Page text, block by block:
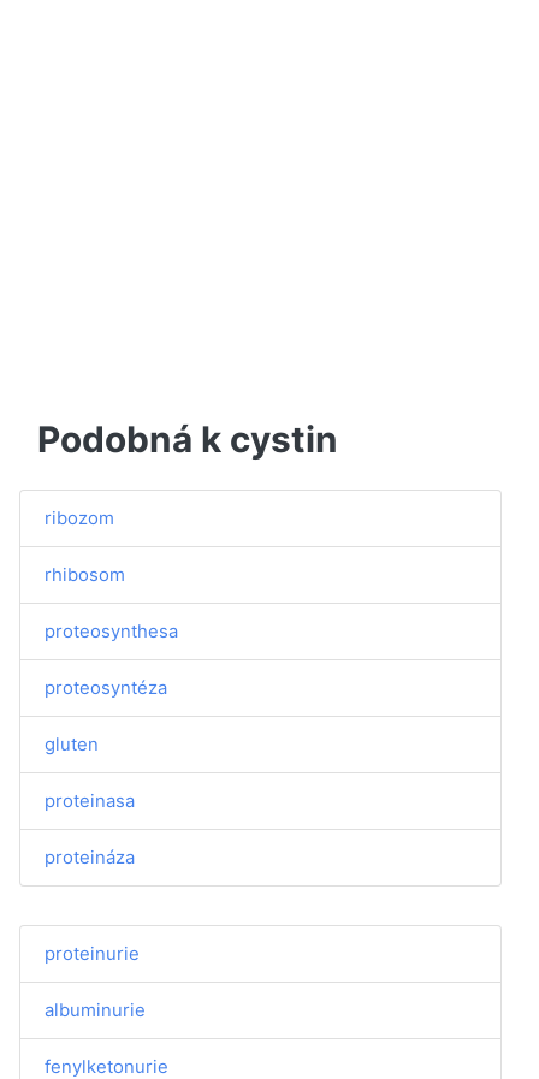
Podobná k cystin
ribozom
rhibosom
proteosynthesa
proteosyntéza
gluten
proteinasa
proteináza
proteinurie
albuminurie
fenylketonurie